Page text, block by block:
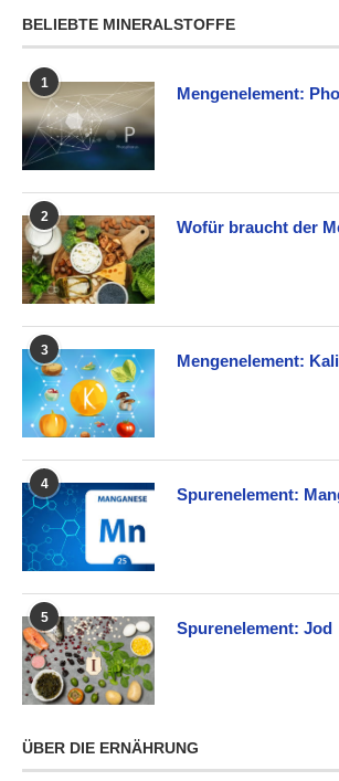
BELIEBTE MINERALSTOFFE
1
Mengenelement:
2
Wofür braucht der
3
Mengenelement:
4
Spurenelement:
5
Spurenelement: Jod
ÜBER DIE ERNÄHRUNG